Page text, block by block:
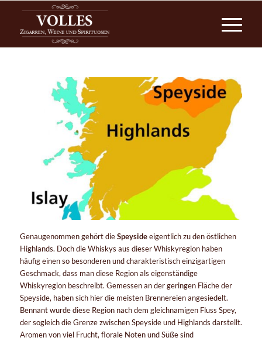
Genaugenommen gehört dieSpeysideeigentlich zu den östlichen
Highlands. Doch die Whiskys aus dieser Whiskyregion haben
häufig einen so besonderen und charakteristisch einzigartigen
Geschmack, dass man diese Region als eigenständige
Whiskyregion beschreibt. Gemessen an der geringen Fläche der
Speyside, haben sich hier die meisten Brennereien angesiedelt.
Bennant wurde diese Region nach dem gleichnamigen Fluss Spey,
der sogleich die Grenze zwischen Speyside und Highlands darstellt.
Aromen von viel Frucht, florale Noten und Süße sind